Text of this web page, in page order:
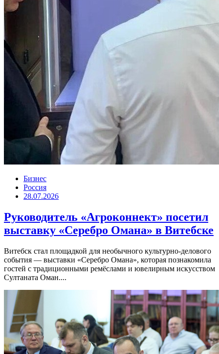
Бизнес
Россия
28.07.2026
Руководитель «Агроконнект» посетил
выставку «Серебро Омана» в Витебске
Витебск стал площадкой для необычного культурно-делового
события — выставки «Серебро Омана», которая познакомила
гостей с традиционными ремёслами и ювелирным искусством
Султаната Оман....